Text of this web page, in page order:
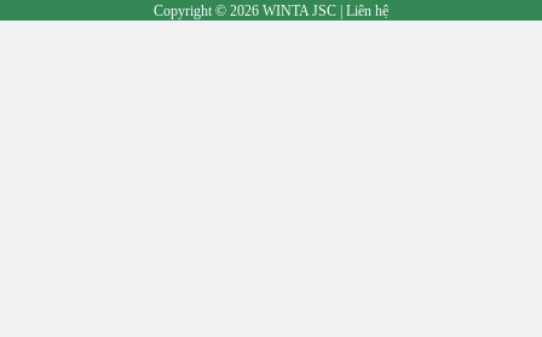
Copyright © 2026 WINTA JSC | Liên hệ